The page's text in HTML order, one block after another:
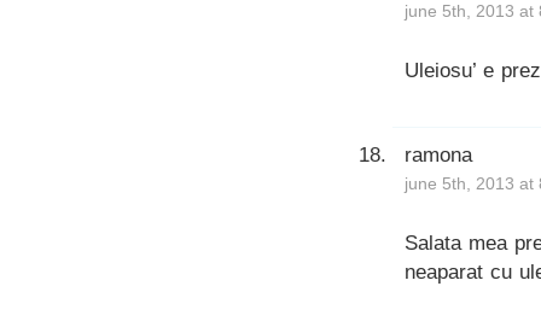
june 5th, 2013 at
Uleiosu’ e
ramona
june 5th, 2013 at
Salata mea
neaparat cu